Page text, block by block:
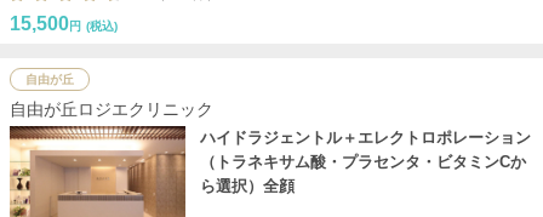
15,500円 (税込)
自由が丘
自由が丘ロジエクリニック
ハイドラジェントル＋エレクトロポレーション
（トラネキサム酸・プラセンタ・ビタミンCか
ら選択）全顔